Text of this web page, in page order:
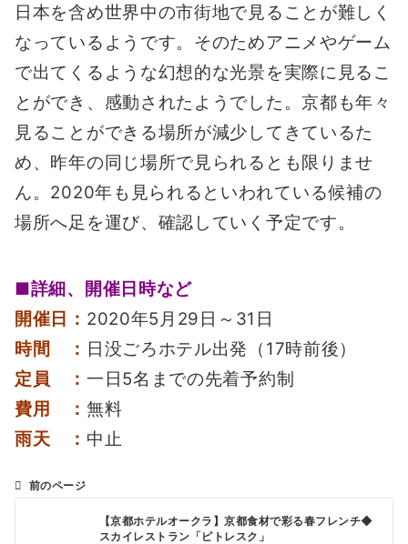
日本を含め世界中の市街地で見ることが難しく
なっているようです。そのためアニメやゲーム
で出てくるような幻想的な光景を実際に見るこ
とができ、感動されたようでした。京都も年々
見ることができる場所が減少してきているた
め、昨年の同じ場所で見られるとも限りませ
ん。2020年も見られるといわれている候補の
場所へ足を運び、確認していく予定です。
■詳細、開催日時など
開催日： 2020年5月29日～31日
時間 ： 日没ごろホテル出発（17時前後）
定員 ： 一日5名までの先着予約制
費用 ： 無料
雨天 ： 中止
前のページ
【京都ホテルオークラ】京都食材で彩る春フレンチ◆
スカイレストラン「ピトレスク」